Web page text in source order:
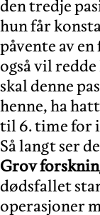
den tredje
hun får
påvente av
også vil
skal denne
henne, ha
til 6. time for
Så langt ser
Grov
dødsfallet
operasjoner